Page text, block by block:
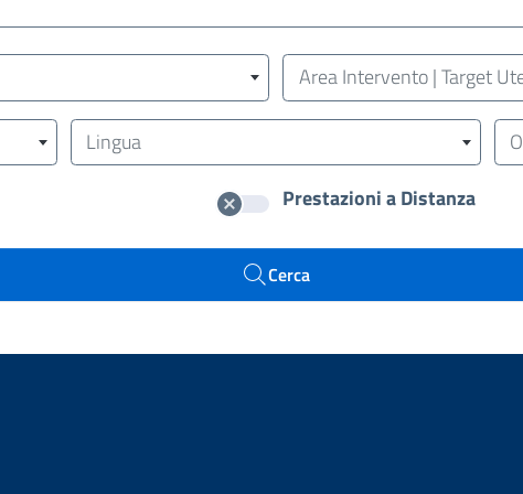
Area/Target (Area
Area Intervento | Target
Lingua
Lingua
Prestazioni a Distanza
Cerca